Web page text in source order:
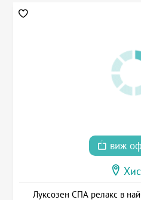
виж
Луксозен СПА релакс в